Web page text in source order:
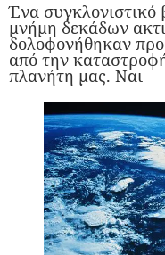
Ένα συγκλονιστικό
μνήμη δεκάδων
δολοφονήθηκαν
από την
πλανήτη μας. Ναι